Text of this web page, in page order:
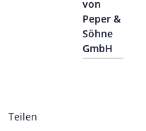
von
Peper &
Söhne
GmbH
Teilen